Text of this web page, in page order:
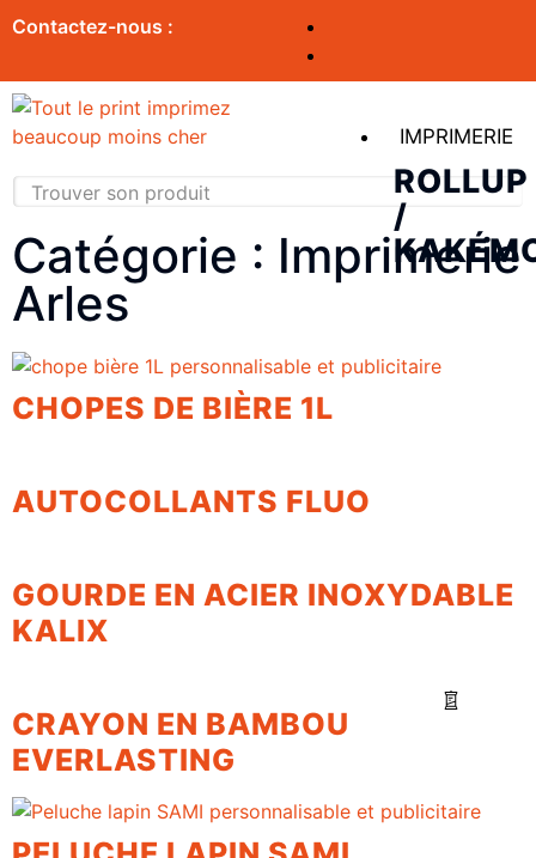
Contactez-nous :
IMPRIMERIE
ROLLUP
/
Catégorie : Imprimerie
Arles
CHOPES DE BIÈRE 1L
AUTOCOLLANTS FLUO
GOURDE EN ACIER INOXYDABLE
KALIX
CRAYON EN BAMBOU
EVERLASTING